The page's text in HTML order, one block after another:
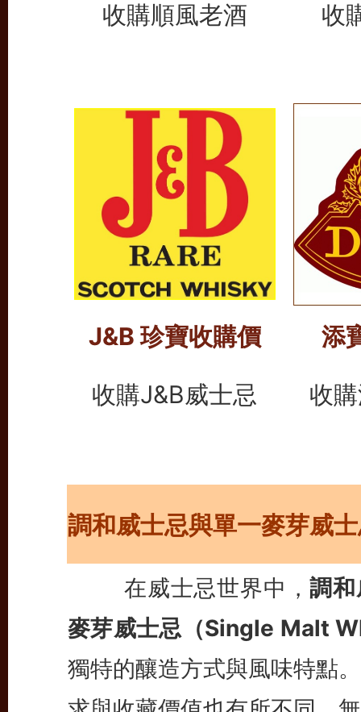
收購順風老酒 收
J&B 珍寶收購價
添
收購J&B威士忌
收
調和威士忌與單一麥芽威
在威士忌世界中，調
麥芽威士忌（Single Malt
獨特的釀造方式與風味特點